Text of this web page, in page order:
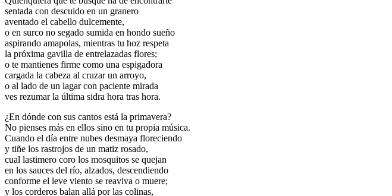
sentada con descuido en un granero
aventado el cabello dulcemente,
o en surco no segado sumida en hondo sueño
aspirando amapolas, mientras tu hoz respeta
la próxima gavilla de entrelazadas flores;
o te mantienes firme como una espigadora
cargada la cabeza al cruzar un arroyo,
o al lado de un lagar con paciente mirada
ves rezumar la última sidra hora tras hora.
¿En dónde con sus cantos está la primavera?
No pienses más en ellos sino en tu propia música.
Cuando el día entre nubes desmaya floreciendo
y tiñe los rastrojos de un matiz rosado,
cual lastimero coro los mosquitos se quejan
en los sauces del río, alzados, descendiendo
conforme el leve viento se reaviva o muere;
y los corderos balan allá por las colinas,